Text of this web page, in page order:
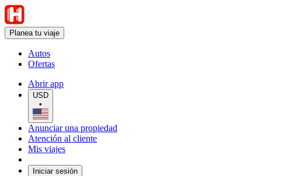
Planea tu viaje
Autos
Ofertas
Abrir app
USD
•
Anunciar una propiedad
Atención al cliente
Mis viajes
Iniciar sesión